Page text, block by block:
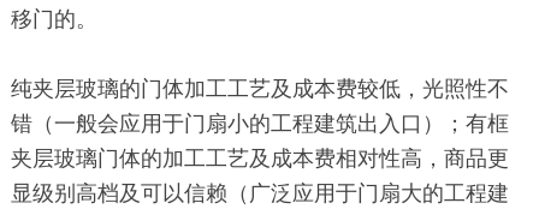
移门的。
纯夹层玻璃的门体加工工艺及成本费较低，光照性不
错（一般会应用于门扇小的工程建筑出入口）；有框
夹层玻璃门体的加工工艺及成本费相对性高，商品更
显级别高档及可以信赖（广泛应用于门扇大的工程建